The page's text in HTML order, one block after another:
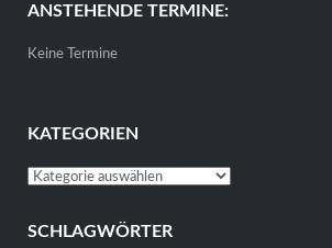
ANSTEHENDE TERMINE:
Keine Termine
KATEGORIEN
Kategorien
SCHLAGWÖRTER